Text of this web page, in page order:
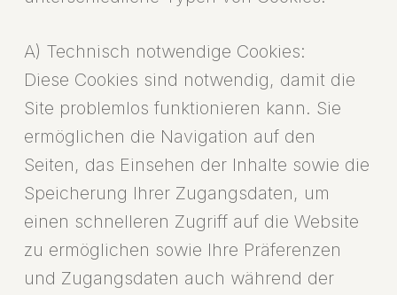
A) Technisch notwendige Cookies:
Diese Cookies sind notwendig, damit die
Site problemlos funktionieren kann. Sie
ermöglichen die Navigation auf den
Seiten, das Einsehen der Inhalte sowie die
Speicherung Ihrer Zugangsdaten, um
einen schnelleren Zugriff auf die Website
zu ermöglichen sowie Ihre Präferenzen
und Zugangsdaten auch während der